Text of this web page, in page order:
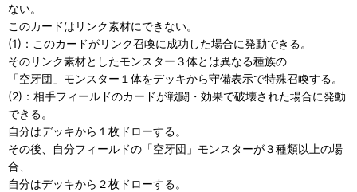
ない。
このカードはリンク素材にできない。
(1)：このカードがリンク召喚に成功した場合に発動できる。
そのリンク素材としたモンスター３体とは異なる種族の
「空牙団」モンスター１体をデッキから守備表示で特殊召喚する。
(2)：相手フィールドのカードが戦闘・効果で破壊された場合に発動
できる。
自分はデッキから１枚ドローする。
その後、自分フィールドの「空牙団」モンスターが３種類以上の場
合、
自分はデッキから２枚ドローする。